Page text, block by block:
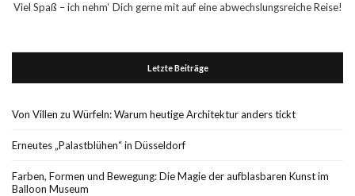
Viel Spaß – ich nehm‘ Dich gerne mit auf eine abwechslungsreiche Reise!
Letzte Beiträge
Von Villen zu Würfeln: Warum heutige Architektur anders tickt
Erneutes „Palastblühen“ in Düsseldorf
Farben, Formen und Bewegung: Die Magie der aufblasbaren Kunst im
Balloon Museum